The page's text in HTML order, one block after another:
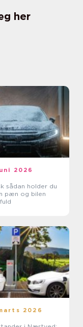
her
2026
du
pæn og bilen
2026